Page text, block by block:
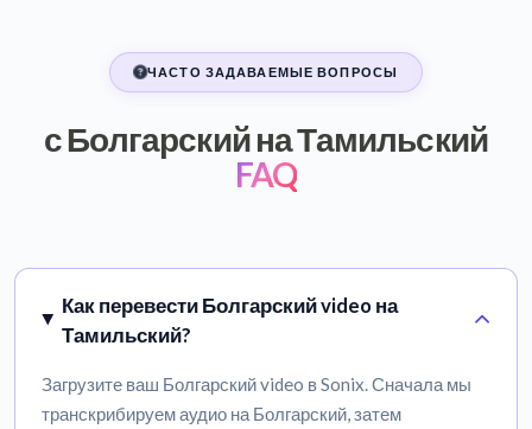
ЧАСТО ЗАДАВАЕМЫЕ ВОПРОСЫ
с Болгарский на Тамильский
FAQ
Как перевести Болгарский video на
Тамильский?
Загрузите ваш Болгарский video в Sonix. Сначала мы
транскрибируем аудио на Болгарский, затем